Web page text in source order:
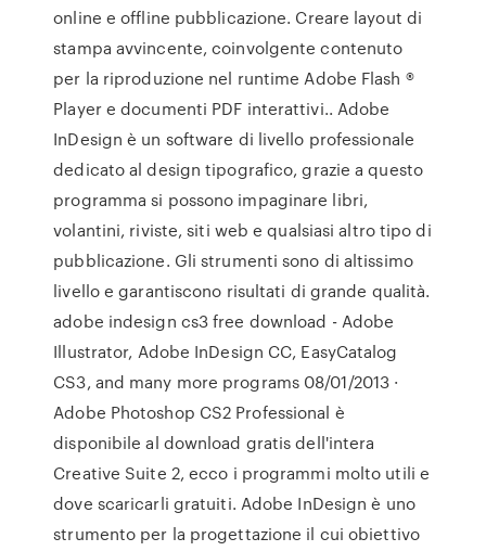
online e offline pubblicazione. Creare layout di
stampa avvincente, coinvolgente contenuto
per la riproduzione nel runtime Adobe Flash ®
Player e documenti PDF interattivi.. Adobe
InDesign è un software di livello professionale
dedicato al design tipografico, grazie a questo
programma si possono impaginare libri,
volantini, riviste, siti web e qualsiasi altro tipo di
pubblicazione. Gli strumenti sono di altissimo
livello e garantiscono risultati di grande qualità.
adobe indesign cs3 free download - Adobe
Illustrator, Adobe InDesign CC, EasyCatalog
CS3, and many more programs 08/01/2013 ·
Adobe Photoshop CS2 Professional è
disponibile al download gratis dell'intera
Creative Suite 2, ecco i programmi molto utili e
dove scaricarli gratuiti. Adobe InDesign è uno
strumento per la progettazione il cui obiettivo